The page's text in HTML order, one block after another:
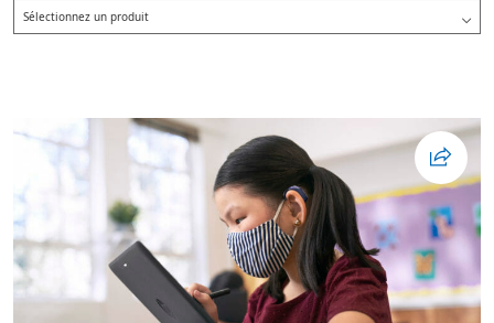
Sélectionnez un produit